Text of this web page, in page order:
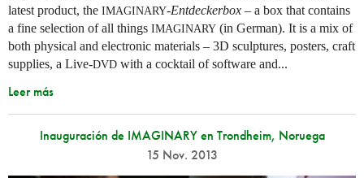
latest product, the IMAGINARY-Entdeckerbox – a box that contains
a fine selection of all things IMAGINARY (in German). It is a mix of
both physical and electronic materials – 3D sculptures, posters, craft
supplies, a Live-DVD with a cocktail of software and...
Leer más
Inauguración de IMAGINARY en Trondheim, Noruega
15 Nov. 2013